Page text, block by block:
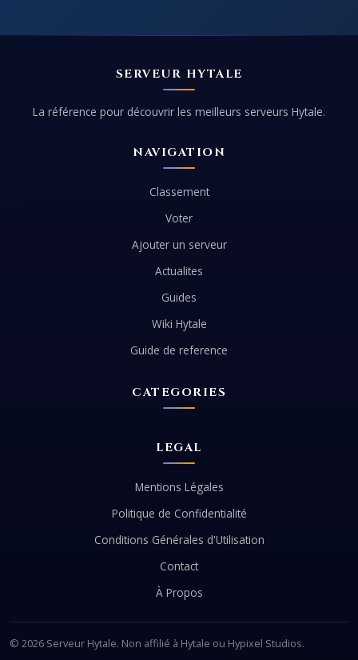
SERVEUR HYTALE
La référence pour découvrir les meilleurs serveurs Hytale.
NAVIGATION
Classement
Voter
Ajouter un serveur
Actualites
Guides
Wiki Hytale
Guide de reference
CATEGORIES
LEGAL
Mentions Légales
Politique de Confidentialité
Conditions Générales d'Utilisation
Contact
À Propos
© 2026 Serveur Hytale. Non affilié à Hytale ou Hypixel Studios.